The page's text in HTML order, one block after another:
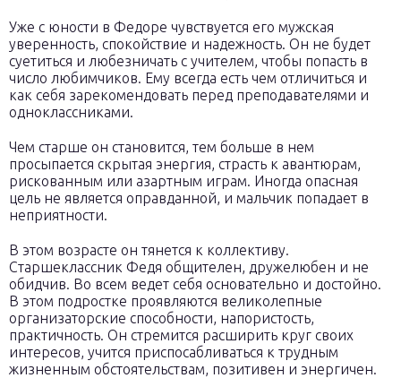
Уже с юности в Федоре чувствуется его мужская
уверенность, спокойствие и надежность. Он не будет
суетиться и любезничать с учителем, чтобы попасть в
число любимчиков. Ему всегда есть чем отличиться и
как себя зарекомендовать перед преподавателями и
одноклассниками.
Чем старше он становится, тем больше в нем
просыпается скрытая энергия, страсть к авантюрам,
рискованным или азартным играм. Иногда опасная
цель не является оправданной, и мальчик попадает в
неприятности.
В этом возрасте он тянется к коллективу.
Старшеклассник Федя общителен, дружелюбен и не
обидчив. Во всем ведет себя основательно и достойно.
В этом подростке проявляются великолепные
организаторские способности, напористость,
практичность. Он стремится расширить круг своих
интересов, учится приспосабливаться к трудным
жизненным обстоятельствам, позитивен и энергичен.